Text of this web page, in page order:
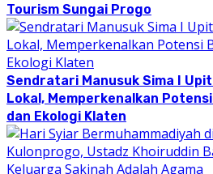
Tourism Sungai Progo
Sendratari Manusuk Sima I
Lokal, Memperkenalkan
dan Ekologi Klaten